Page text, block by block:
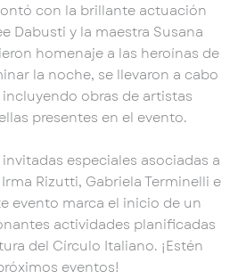
con la brillante actuación
Dabusti y la maestra Susana
homenaje a las heroínas de
la noche, se llevaron a cabo
obras de artistas
presentes en el evento.
especiales asociadas a
Rizutti, Gabriela Terminelli e
evento marca el inicio de un
actividades planificadas
del Círculo Italiano. ¡Estén
eventos!